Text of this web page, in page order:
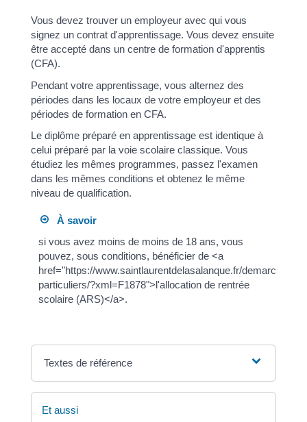
Vous devez trouver un employeur avec qui vous
signez un contrat d'apprentissage. Vous devez ensuite
être accepté dans un centre de formation d'apprentis
(CFA).
Pendant votre apprentissage, vous alternez des
périodes dans les locaux de votre employeur et des
périodes de formation en CFA.
Le diplôme préparé en apprentissage est identique à
celui préparé par la voie scolaire classique. Vous
étudiez les mêmes programmes, passez l'examen
dans les mêmes conditions et obtenez le même
niveau de qualification.
À savoir
si vous avez moins de moins de 18 ans, vous
pouvez, sous conditions, bénéficier de <a
href="https://www.saintlaurentdelasalanque.fr/demarches/
particuliers/?xml=F1878">l'allocation de rentrée
scolaire (ARS)</a>.
Textes de référence
Et aussi